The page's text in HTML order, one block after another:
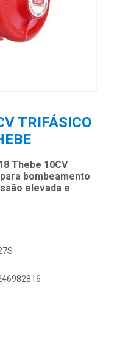
TRIFÁSICO
Thebe 10CV
bombeamento
elevada e